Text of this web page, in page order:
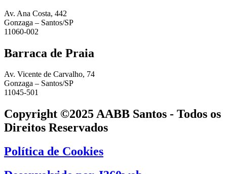
Av. Ana Costa, 442
Gonzaga – Santos/SP
11060-002
Barraca de Praia
Av. Vicente de Carvalho, 74
Gonzaga – Santos/SP
11045-501
Copyright ©2025 AABB Santos - Todos os
Direitos Reservados
Política de Cookies